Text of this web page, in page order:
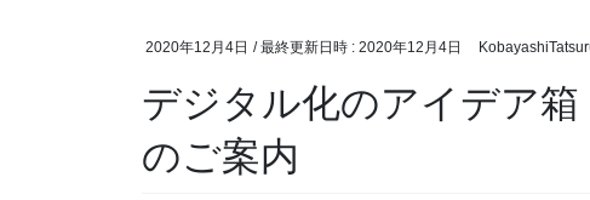
2020年12月4日 / 最終更新日時 : 2020年12月4日
デジタル化のアイデア
のご案内